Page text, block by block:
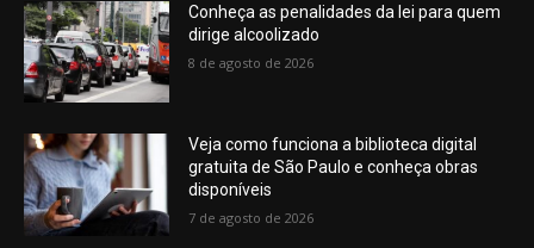
Conheça as penalidades da lei para quem
dirige alcoolizado
8 de agosto de 2026
Veja como funciona a biblioteca digital
gratuita de São Paulo e conheça obras
disponíveis
7 de agosto de 2026